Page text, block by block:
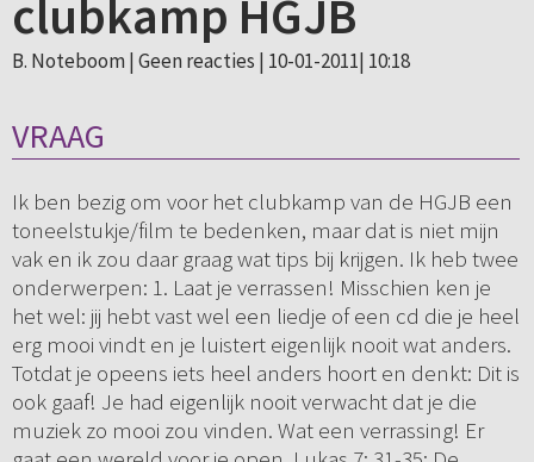
clubkamp HGJB
B. Noteboom | Geen reacties | 10-01-2011| 10:18
VRAAG
Ik ben bezig om voor het clubkamp van de HGJB een
toneelstukje/film te bedenken, maar dat is niet mijn
vak en ik zou daar graag wat tips bij krijgen. Ik heb twee
onderwerpen: 1. Laat je verrassen! Misschien ken je
het wel: jij hebt vast wel een liedje of een cd die je heel
erg mooi vindt en je luistert eigenlijk nooit wat anders.
Totdat je opeens iets heel anders hoort en denkt: Dit is
ook gaaf! Je had eigenlijk nooit verwacht dat je die
muziek zo mooi zou vinden. Wat een verrassing! Er